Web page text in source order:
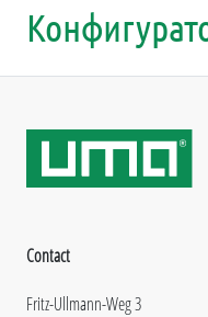
Contact
Fritz-Ullmann-Weg 3